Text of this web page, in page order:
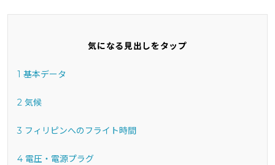
気になる見出しをタップ
1 基本データ
2 気候
3 フィリピンへのフライト時間
4 電圧・電源プラグ